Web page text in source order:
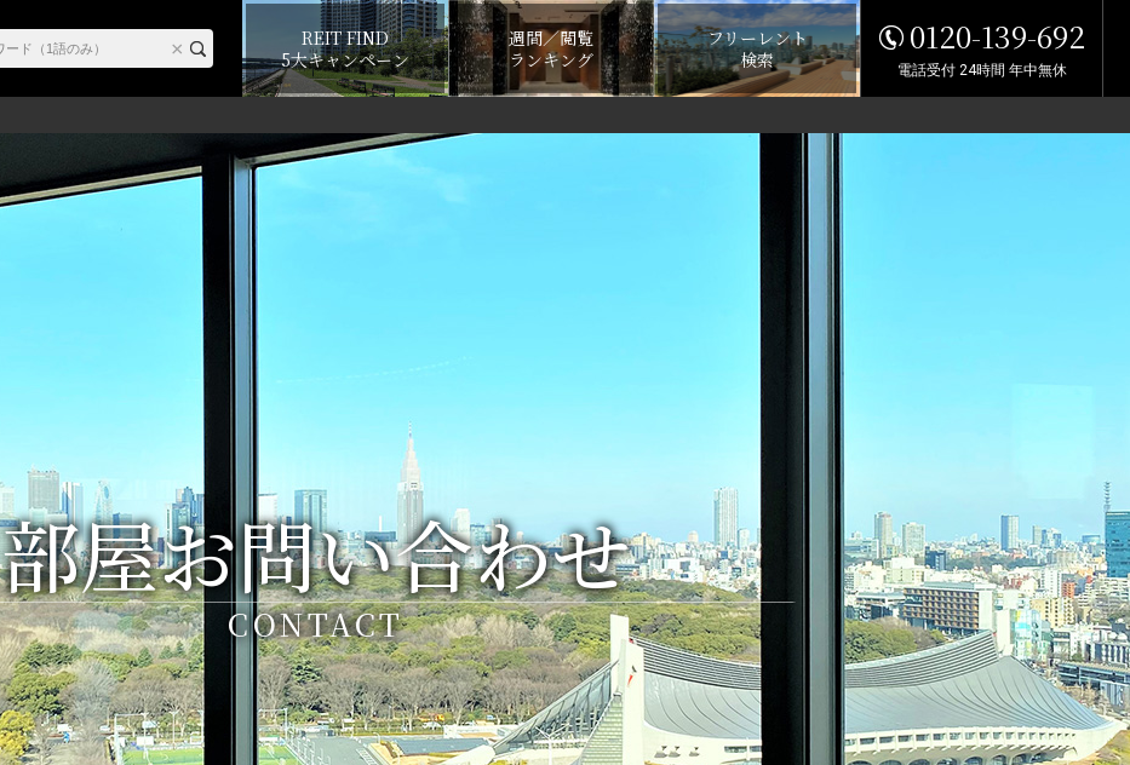
REIT FIND
5大キャンペーン
週間／閲覧
ランキング
フリーレント
検索
0120-139-692
電話受付 24時間 年中無休
部屋お問い合わせ
CONTACT